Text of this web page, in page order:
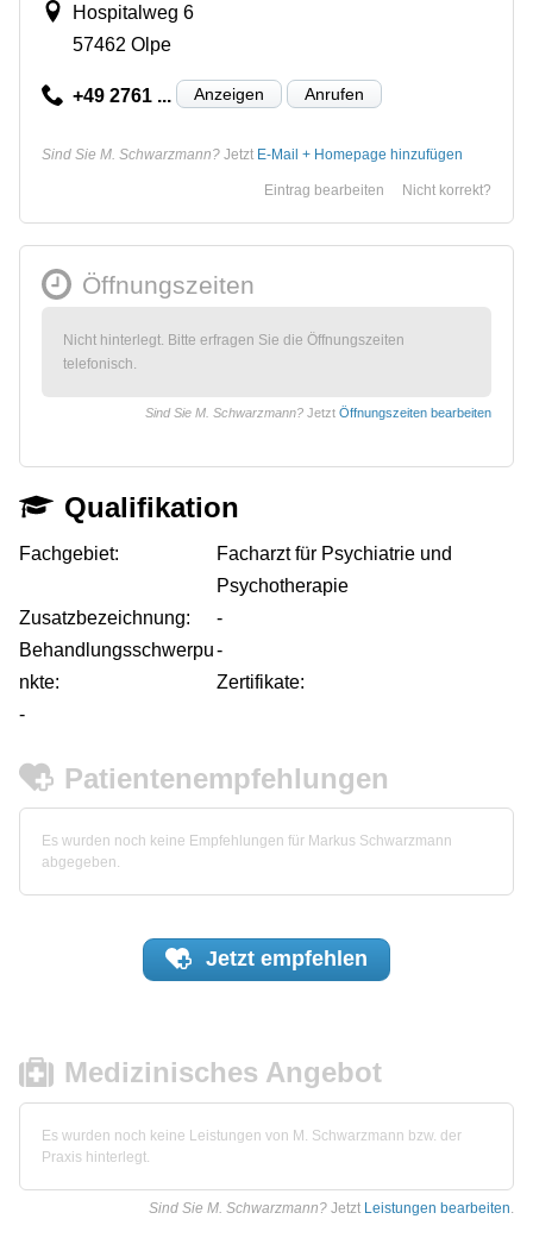
Hospitalweg 6
57462 Olpe
+49 2761 ... Anzeigen Anrufen
Sind Sie M. Schwarzmann? Jetzt E-Mail + Homepage hinzufügen
Nicht korrekt?
Eintrag bearbeiten
Öffnungszeiten
Nicht hinterlegt. Bitte erfragen Sie die Öffnungszeiten
telefonisch.
Sind Sie M. Schwarzmann? Jetzt Öffnungszeiten bearbeiten
Qualifikation
Fachgebiet:
Facharzt für Psychiatrie und
Psychotherapie
Zusatzbezeichnung:
-
Behandlungsschwerpu
nkte:
-
Zertifikate:
-
Patientenempfehlungen
Es wurden noch keine Empfehlungen für Markus Schwarzmann
abgegeben.
Jetzt empfehlen
Medizinisches Angebot
Es wurden noch keine Leistungen von M. Schwarzmann bzw. der
Praxis hinterlegt.
Sind Sie M. Schwarzmann? Jetzt Leistungen bearbeiten.